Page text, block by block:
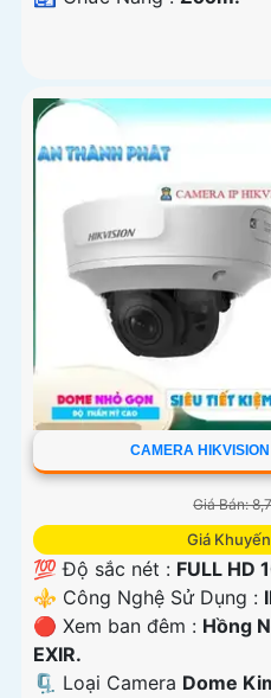
CAMERA
Giá Bán:
Giá
💯 Độ sắc nét : FULL HD
⚜️ Công Nghệ Sử Dụng :
🔴 Xem ban đêm : Hồng
EXIR.
🗜️ Loại Camera Dome